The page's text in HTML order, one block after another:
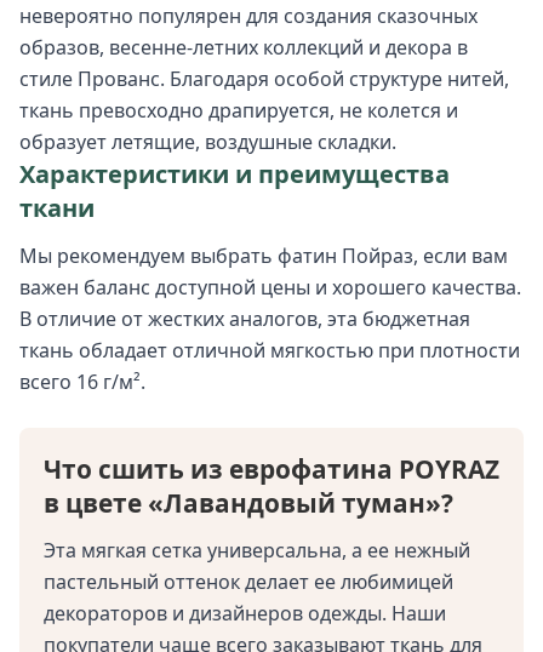
невероятно популярен для создания сказочных
образов, весенне-летних коллекций и декора в
стиле Прованс. Благодаря особой структуре нитей,
ткань превосходно драпируется, не колется и
образует летящие, воздушные складки.
Характеристики и преимущества
ткани
Мы рекомендуем выбрать фатин Пойраз, если вам
важен баланс доступной цены и хорошего качества.
В отличие от жестких аналогов, эта бюджетная
ткань обладает отличной мягкостью при плотности
всего 16 г/м².
Что сшить из еврофатина POYRAZ
в цвете «Лавандовый туман»?
Эта мягкая сетка универсальна, а ее нежный
пастельный оттенок делает ее любимицей
декораторов и дизайнеров одежды. Наши
покупатели чаще всего заказывают ткань для